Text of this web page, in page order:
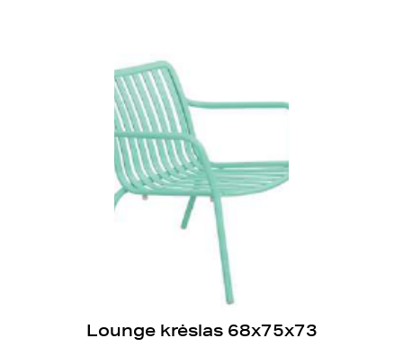
Lounge krėslas 68x75x73